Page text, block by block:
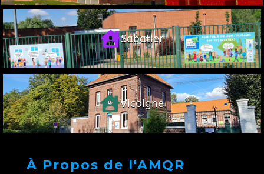
Sabatier
Vicoigne
À Propos de l'AMQR